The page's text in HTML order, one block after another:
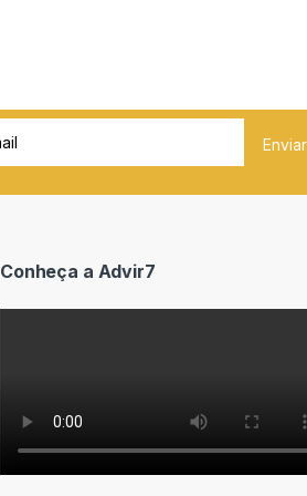
Conheça a Advir7